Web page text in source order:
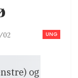
UNG
02